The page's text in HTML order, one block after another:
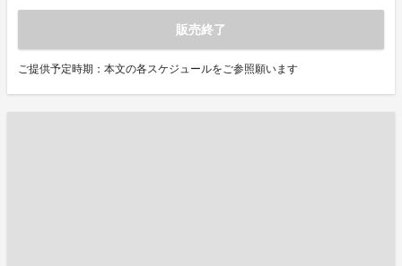
販売終了
ご提供予定時期：本文の各スケジュールをご参照願います